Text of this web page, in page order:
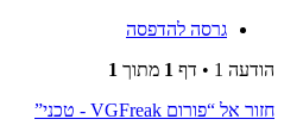
גרסה להדפסה
הודעה 1 • דף
1 מתוך 1
חזור אל “פורום VGFreak - טכני”